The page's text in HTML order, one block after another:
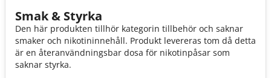
Smak & Styrka
Den här produkten tillhör kategorin tillbehör och saknar
smaker och nikotininnehåll. Produkt levereras tom då detta
är en återanvändningsbar dosa för nikotinpåsar som
saknar styrka.